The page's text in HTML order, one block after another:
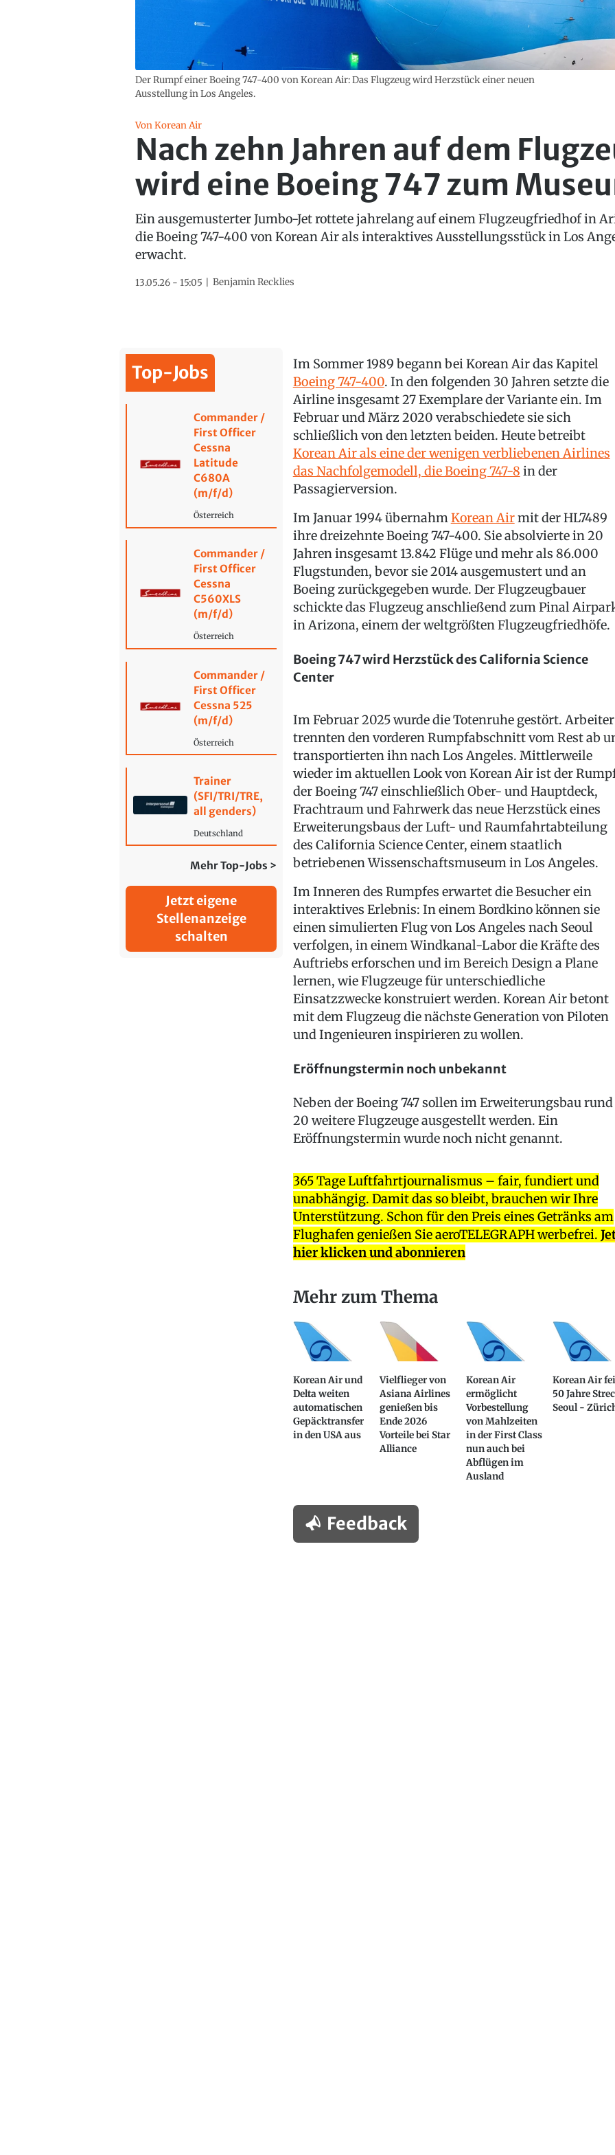
Der Rumpf einer Boeing 747-400 von Korean Air: Das Flugzeug wird Herzstück einer neuen
Ausstellung in Los Angeles.
Von Korean Air
Nach zehn Jahren auf dem
wird eine Boeing 747 zum
Ein ausgemusterter Jumbo-Jet rottete jahrelang auf einem Flugzeugfriedhof in
die Boeing 747-400 von Korean Air als interaktives Ausstellungsstück in Los
erwacht.
13.05.26 - 15:05 Benjamin Recklies
Top-Jobs
Commander /
First Officer
Cessna
Latitude
C680A
(m/f/d)
Österreich
Commander /
First Officer
Cessna
C560XLS
(m/f/d)
Österreich
Commander /
First Officer
Cessna 525
(m/f/d)
Österreich
Trainer
(SFI/TRI/TRE,
all genders)
Deutschland
Mehr Top-Jobs >
Jetzt eigene
Stellenanzeige
schalten
Im Sommer 1989 begann bei Korean Air das Kapitel
Boeing 747-400. In den folgenden 30 Jahren setzte die
Airline insgesamt 27 Exemplare der Variante ein. Im
Februar und März 2020 verabschiedete sie sich
schließlich von den letzten beiden. Heute betreibt
Korean Air als eine der wenigen verbliebenen Airlines
das Nachfolgemodell, die Boeing 747-8 in der
Passagierversion.
Im Januar 1994 übernahmKorean Airmit der HL7489
ihre dreizehnte Boeing 747-400. Sie absolvierte in 20
Jahren insgesamt 13.842 Flüge und mehr als 86.000
Flugstunden, bevor sie 2014 ausgemustert und an
Boeing zurückgegeben wurde. Der Flugzeugbauer
schickte das Flugzeug anschließend zum Pinal
in Arizona, einem der weltgrößten Flugzeugfriedhöfe.
Boeing 747 wird Herzstück des California Science
Center
Im Februar 2025 wurde die Totenruhe gestört. Arbeiter
trennten den vorderen Rumpfabschnitt vom Rest ab
transportierten ihn nach Los Angeles. Mittlerweile
wieder im aktuellen Look von Korean Air ist der
der Boeing 747 einschließlich Ober- und Hauptdeck,
Frachtraum und Fahrwerk das neue Herzstück eines
Erweiterungsbaus der Luft- und Raumfahrtabteilung
des California Science Center, einem staatlich
betriebenen Wissenschaftsmuseum in Los Angeles.
Im Inneren des Rumpfes erwartet die Besucher ein
interaktives Erlebnis: In einem Bordkino können sie
einen simulierten Flug von Los Angeles nach Seoul
verfolgen, in einem Windkanal-Labor die Kräfte des
Auftriebs erforschen und im Bereich Design a Plane
lernen, wie Flugzeuge für unterschiedliche
Einsatzzwecke konstruiert werden. Korean Air betont
mit dem Flugzeug die nächste Generation von Piloten
und Ingenieuren inspirieren zu wollen.
Eröffnungstermin noch unbekannt
Neben der Boeing 747 sollen im Erweiterungsbau rund
20 weitere Flugzeuge ausgestellt werden. Ein
Eröffnungstermin wurde noch nicht genannt.
365 Tage Luftfahrtjournalismus – fair, fundiert und
unabhängig. Damit das so bleibt, brauchen wir Ihre
Unterstützung. Schon für den Preis eines Getränks am
Flughafen genießen Sie aeroTELEGRAPH werbefrei.
hier klicken und abonnieren
Mehr zum Thema
Korean Air und
Delta weiten
automatischen
Gepäcktransfer
in den USA aus
Vielflieger von
Asiana Airlines
genießen bis
Ende 2026
Vorteile bei Star
Alliance
Korean Air
ermöglicht
Vorbestellung
von Mahlzeiten
in der First Class
nun auch bei
Abflügen im
Ausland
Korean Air
50 Jahre
Seoul -
Feedback